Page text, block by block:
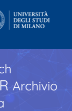
Archivio